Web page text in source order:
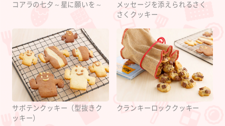
コアラの七夕～星に願いを～
メッセージを添えられるさく
さくクッキー
サボテンクッキー（型抜きク
ッキー）
クランキーロッククッキー